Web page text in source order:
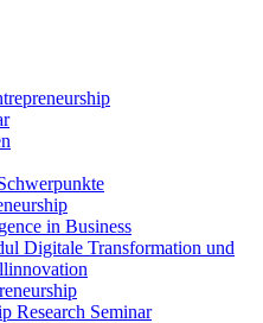
in Business
Digitale Transformation und
Research Seminar